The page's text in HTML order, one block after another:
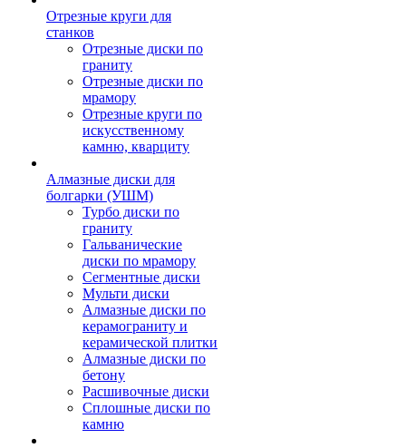
Отрезные круги для
станков
Отрезные диски по
граниту
Отрезные диски по
мрамору
Отрезные круги по
искусственному
камню, кварциту
Алмазные диски для
болгарки (УШМ)
Турбо диски по
граниту
Гальванические
диски по мрамору
Сегментные диски
Мульти диски
Алмазные диски по
керамограниту и
керамической плитки
Алмазные диски по
бетону
Расшивочные диски
Сплошные диски по
камню